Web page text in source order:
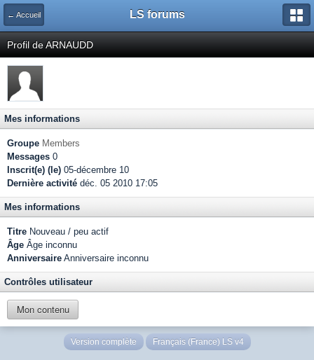
← Accueil LS forums
Profil de ARNAUDD
Mes informations
Groupe Members
Messages 0
Inscrit(e) (le) 05-décembre 10
Dernière activité déc. 05 2010 17:05
Mes informations
Titre Nouveau / peu actif
Âge Âge inconnu
Anniversaire Anniversaire inconnu
Contrôles utilisateur
Mon contenu
Version complète Français (France) LS v4